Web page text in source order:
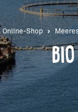
Online-Shop
BIO